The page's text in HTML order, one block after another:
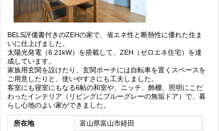
BELS評価書付きのZEHの家で、省エネ性と断熱性に優れた住ま
いに仕上げました。
太陽光発電（6.21kW）を搭載して、ZEH（ゼロエネ住宅）を達
成しています。
家族用玄関を設けたり、玄関ポーチには自転車を置くスペースを
ご用意したりと、使いやすさにも工夫しました。
客室にも寝室にもなる6帖の和室や、ニッチ、飾棚、照明にこだ
わったインテリア（リビングにブルーグレーの無垢ドア）で、暮
らし心地のよい家ができました。
所在地
富山県富山市経田